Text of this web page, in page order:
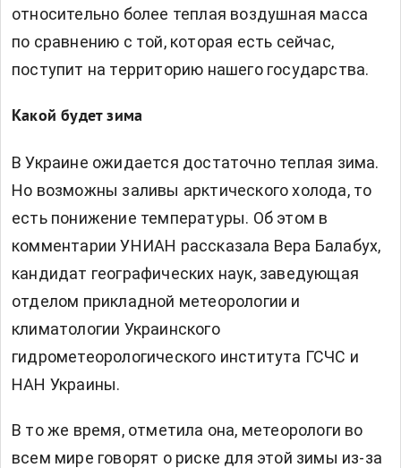
относительно более теплая воздушная масса
по сравнению с той, которая есть сейчас,
поступит на территорию нашего государства.
Какой будет зима
В Украине ожидается достаточно теплая зима.
Но возможны заливы арктического холода, то
есть понижение температуры. Об этом в
комментарии УНИАН рассказала Вера Балабух,
кандидат географических наук, заведующая
отделом прикладной метеорологии и
климатологии Украинского
гидрометеорологического института ГСЧС и
НАН Украины.
В то же время, отметила она, метеорологи во
всем мире говорят о риске для этой зимы из-за